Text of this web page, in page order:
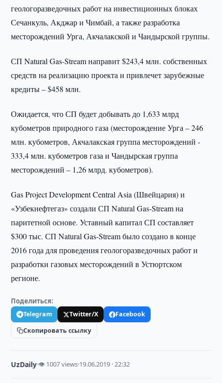
геологоразведочных работ на инвестиционных блоках
Сечанкуль, Акджар и Чимбай, а также разработка
месторождений Урга, Акчалакской и Чандырской группы.
СП Natural Gas-Stream направит $243,4 млн. собственных
средств на реализацию проекта и привлечет зарубежные
кредиты – $458 млн.
Ожидается, что СП будет добывать до 1,633 млрд
кубометров природного газа (месторождение Урга – 246
млн. кубометров, Акчалакская группа месторождений -
333,4 млн. кубометров газа и Чандырская группа
месторождений – 1,26 млрд. кубометров).
Gas Project Development Central Asia (Швейцария) и
«Узбекнефтегаз» создали СП Natural Gas-Stream на
паритетной основе. Уставный капитал СП составляет
$300 тыс. СП Natural Gas-Stream было создано в конце
2016 года для проведения геологоразведочных работ и
разработки газовых месторождений в Устюртском
регионе.
Поделиться:
Telegram Twitter/X
Facebook
Скопировать ссылку
UzDaily·👁 1007 views·19.06.2019 · 22:32